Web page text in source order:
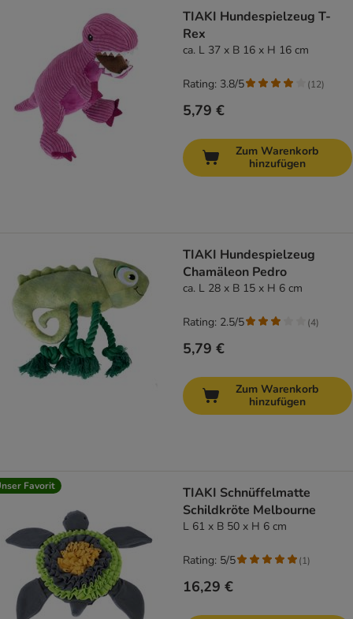
TIAKI Hundespielzeug T-
Rex
ca. L 37 x B 16 x H 16 cm
5,79 €
Rating: 3.8/5 (12)
Zum Warenkorb
hinzufügen
TIAKI Hundespielzeug
Chamäleon Pedro
ca. L 28 x B 15 x H 6 cm
5,79 €
Rating: 2.5/5 (4)
Zum Warenkorb
hinzufügen
Favorit
TIAKI Schnüffelmatte
Schildkröte Melbourne
L 61 x B 50 x H 6 cm
16,29 €
Rating: 5/5 (1)